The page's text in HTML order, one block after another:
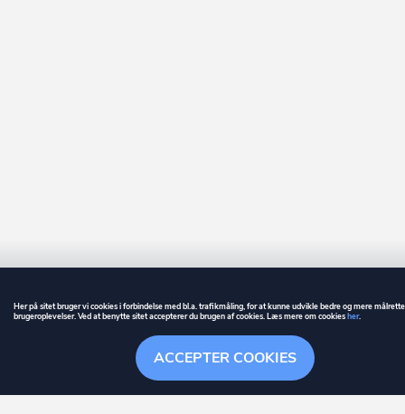
Søgehistorik Menu
GUIDE BETINGELSER
er et registreret varemærke tilhørende ownr ApS – CVR nr.: 36 40 88
Stationsparken 26. 2., 2600 Glostrup, info@ownr.dk
ACCEPTER COOKIES
Her på sitet bruger vi cookies i forbindelse med bl.a. trafikmåling, for at kunne udvikle bedre og mere
brugeroplevelser. Ved at benytte sitet accepterer du brugen af cookies. Læs mere om cookiesher.